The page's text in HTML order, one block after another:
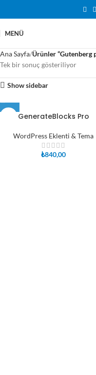
MENÜ
Ana Sayfa Ürünler “Gutenberg
Tek bir sonuç gösteriliyor
Show sidebar
GenerateBlocks Pro
WordPress Eklenti & Tema
₺840,00